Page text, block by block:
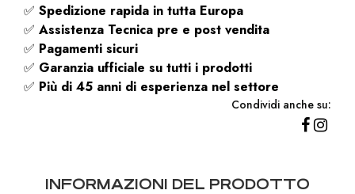
✅ Spedizione rapida in tutta Europa
✅ Assistenza Tecnica pre e post vendita
✅ Pagamenti sicuri
✅ Garanzia ufficiale su tutti i prodotti
✅ Più di 45 anni di esperienza nel settore
Condividi anche su:
INFORMAZIONI DEL PRODOTTO